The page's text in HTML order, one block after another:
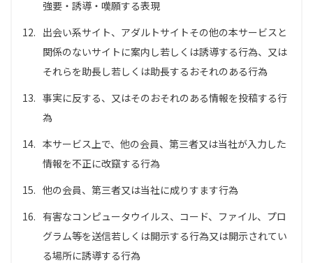
強要・誘導・嘆願する表現
12. 出会い系サイト、アダルトサイトその他の本サービスと
関係のないサイトに案内し若しくは誘導する行為、又は
それらを助長し若しくは助長するおそれのある行為
13. 事実に反する、又はそのおそれのある情報を投稿する行
為
14. 本サービス上で、他の会員、第三者又は当社が入力した
情報を不正に改竄する行為
15. 他の会員、第三者又は当社に成りすます行為
16. 有害なコンピュータウイルス、コード、ファイル、プロ
グラム等を送信若しくは開示する行為又は開示されてい
る場所に誘導する行為